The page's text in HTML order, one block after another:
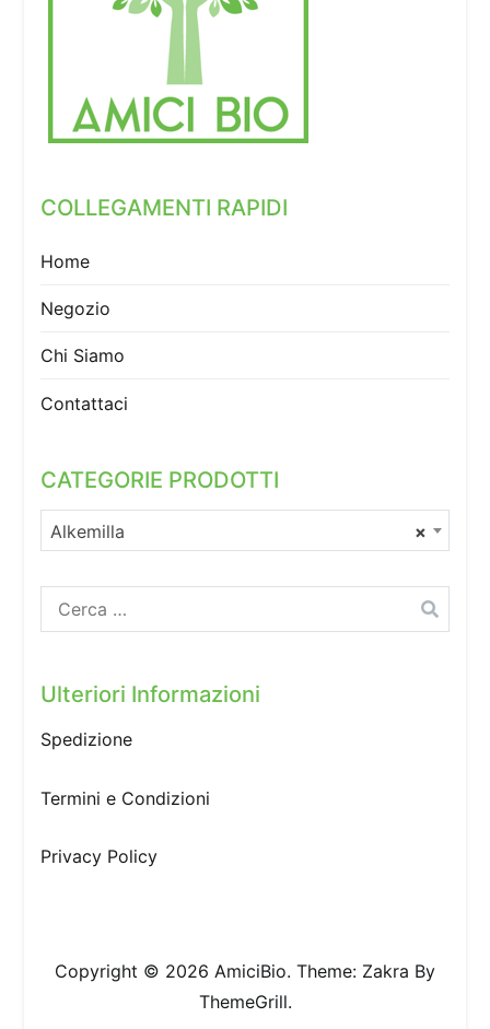
COLLEGAMENTI RAPIDI
Home
Negozio
Chi Siamo
Contattaci
CATEGORIE PRODOTTI
×
Alkemilla
Ricerca
per:
Ulteriori Informazioni
Spedizione
Termini e Condizioni
Privacy Policy
Copyright © 2026 AmiciBio. Theme: Zakra By
ThemeGrill.